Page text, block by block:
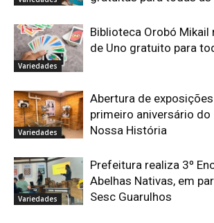
Variedades
Biblioteca Orobó Mikail
de Uno gratuito para
Variedades
Abertura de
primeiro aniversário do
Nossa História
Variedades
Prefeitura realiza 3º
Abelhas Nativas, em
Sesc Guarulhos